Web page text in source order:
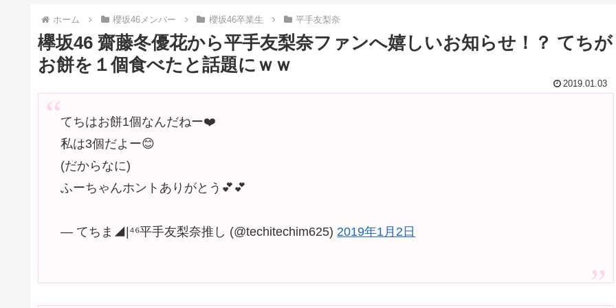
ホーム 櫻坂46メンバー 櫻坂46卒業生 平手友梨奈
欅坂46 齋藤冬優花から平手友梨奈ファンへ嬉しいお知らせ！？ てちが
お餅を１個食べたと話題にｗｗ
2019.01.03
てちはお餅1個なんだねー❤️
私は3個だよー😊
(だからなに)
ふーちゃんホントありがとう💕💕
— てちま◢|⁴⁶平手友梨奈推し (@techitechim625) 2019年1月2日